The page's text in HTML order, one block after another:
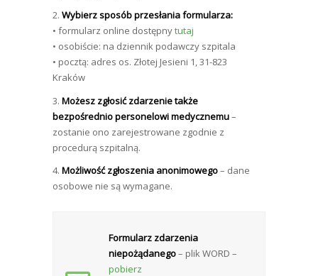
2. Wybierz sposób przesłania formularza:
• formularz online dostępnytutaj
• osobiście: na dziennik podawczy szpitala
• pocztą: adres os. Złotej Jesieni 1, 31-823
Kraków
3. Możesz zgłosić zdarzenie także
bezpośrednio personelowi medycznemu–
zostanie ono zarejestrowane zgodnie z
procedurą szpitalną.
4. Możliwość zgłoszenia anonimowego– dane
osobowe nie są wymagane.
Formularz zdarzenia
niepożądanego– plik WORD –
pobierz